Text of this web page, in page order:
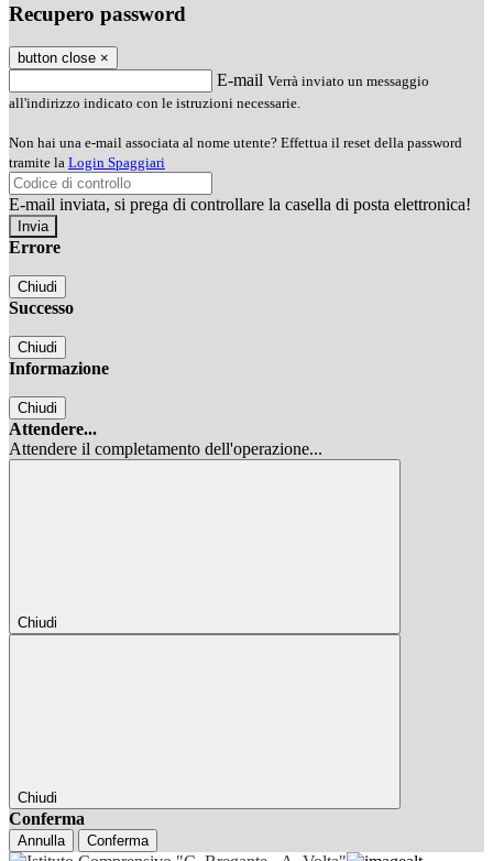
Recupero password
button close ×
E-mail Verrà inviato un messaggio
all'indirizzo indicato con le istruzioni necessarie.
Non hai una e-mail associata al nome utente? Effettua il reset della password
tramite la Login Spaggiari
E-mail inviata, si prega di controllare la casella di posta elettronica!
Errore
Chiudi
Successo
Chiudi
Informazione
Chiudi
Attendere...
Attendere il completamento dell'operazione...
Chiudi
Chiudi
Conferma
Annulla Conferma